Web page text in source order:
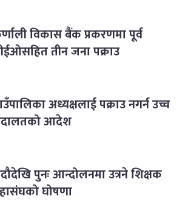
विकास बैंक प्रकरणमा पूर्व
तीन जना पक्राउ
अध्यक्षलाई पक्राउ नगर्न उच्च
आदेश
पुनः आन्दोलनमा उत्रने शिक्षक
घोषणा